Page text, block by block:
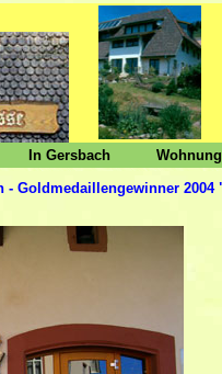
In Gersbach
- Goldmedaillengewinner